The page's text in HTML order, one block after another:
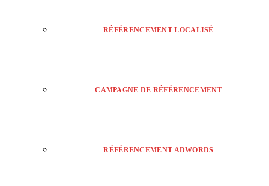
RÉFÉRENCEMENT LOCALISÉ
CAMPAGNE DE RÉFÉRENCEMENT
RÉFÉRENCEMENT ADWORDS